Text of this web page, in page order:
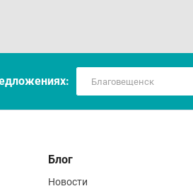
Блог
Новости